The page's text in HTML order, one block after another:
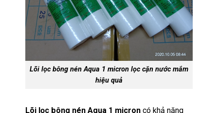
Lõi lọc bông nén Aqua 1 micron lọc cặn nước mắm
hiệu quả
Lõi lọc bông nén Aqua 1 micron có khả năng